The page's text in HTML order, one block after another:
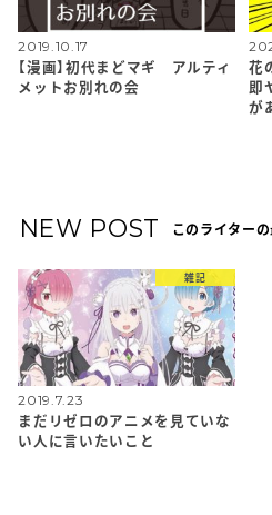
2019.10.17
【漫画】初代まどマギ アルティ
メットお別れの会
花
即
が
NEW POST このライター
雑記
2019.7.23
まだリゼロのアニメを見ていな
い人に言いたいこと